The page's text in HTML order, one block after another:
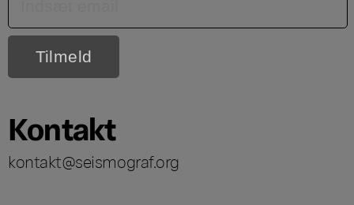
Kontakt
kontakt@seismograf.org